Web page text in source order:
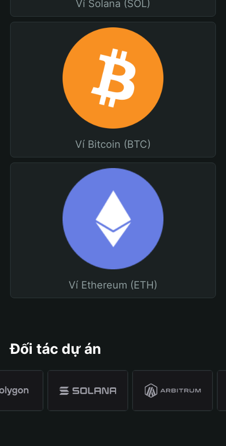
Ví Solana (SOL)
Ví Bitcoin (BTC)
Ví Ethereum (ETH)
Đối tác dự án